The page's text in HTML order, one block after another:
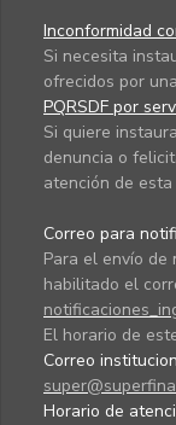
Inconformidad
Si necesita
ofrecidos por
PQRSDF por
Si quiere
denuncia o
atención de
Correo para
Para el envío de
habilitado el
El horario de
Correo
Horario de